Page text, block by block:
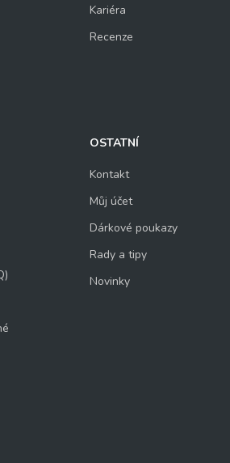
Kariéra
Recenze
OSTATNÍ
Kontakt
Můj účet
Dárkové poukazy
Rady a tipy
Novinky